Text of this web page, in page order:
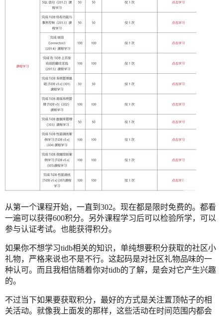
从第一个课程开始，一直到302。现在都是限时免费的。都看
一遍可以获得600积分。另外课程学习后可以检验所学，可以
参与认证考试。也能获得积分。
如果你不想学习tidb相关的知识，单纯想要积分获取的社区小
礼物，严格来说也不是不行。这起码是对社区礼物品味的一
种认可。而且我相信随着你对tidb的了解，是会对它产生兴趣
的。
不过当下如果要获取积分，最好的方式是关注置顶帖子的相
关活动。就像我上面发的那样，这些活动在时间范围内都会